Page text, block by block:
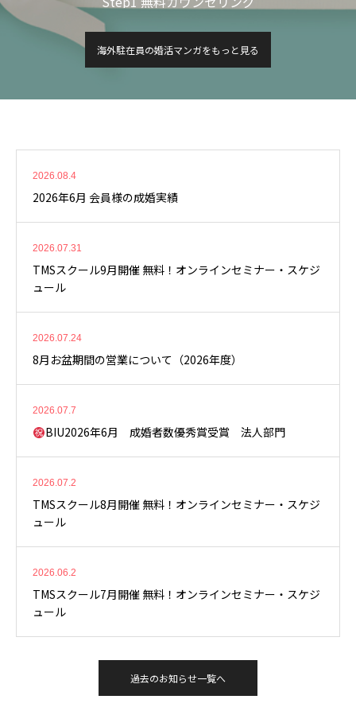
海外駐在員の婚活マンガをもっと見る
2026.08.4
2026年6月 会員様の成婚実績
2026.07.31
TMSスクール9月開催 無料！オンラインセミナー・スケジ
ュール
2026.07.24
8月お盆期間の営業について（2026年度）
2026.07.7
BIU2026年6月 成婚者数優秀賞受賞 法人部門
2026.07.2
TMSスクール8月開催 無料！オンラインセミナー・スケジ
ュール
2026.06.2
TMSスクール7月開催 無料！オンラインセミナー・スケジ
ュール
過去のお知らせ一覧へ